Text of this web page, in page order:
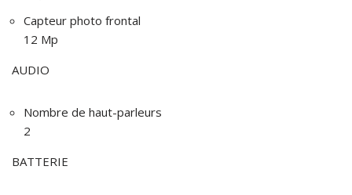
Capteur photo frontal
12 Mp
AUDIO
Nombre de haut-parleurs
2
BATTERIE